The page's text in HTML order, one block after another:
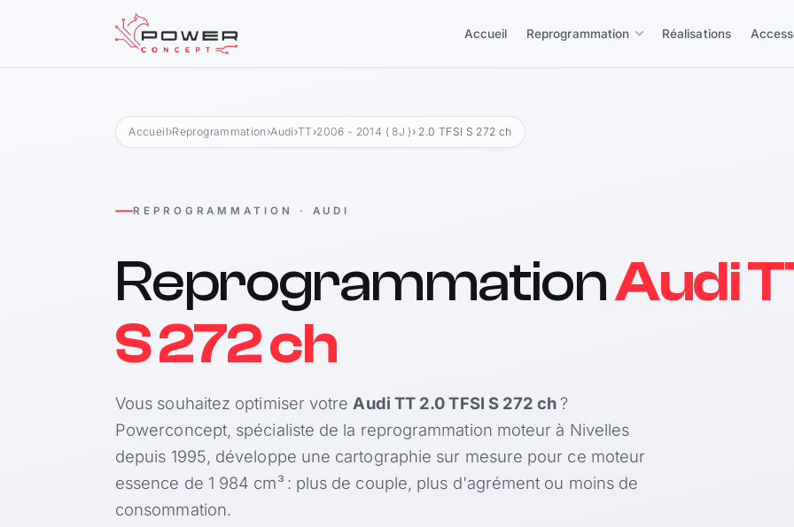
Accueil Reprogrammation Réalisations
Accueil›Reprogrammation ›Audi ›TT ›2006 - 2014 ( 8J ) › 2.0 TFSI S 272 ch
REPROGRAMMATION · AUDI
ReprogrammationAudi
S 272 ch
Vous souhaitez optimiser votreAudi TT 2.0 TFSI S 272 ch?
Powerconcept, spécialiste de la reprogrammation moteur à Nivelles
depuis 1995, développe une cartographie sur mesure pour ce moteur
essence de 1 984 cm³ : plus de couple, plus d'agrément ou moins de
consommation.